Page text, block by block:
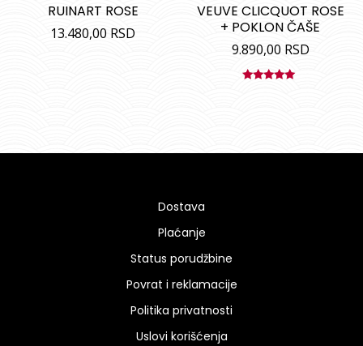
RUINART ROSE
13.480,00 RSD
VEUVE CLICQUOT ROSE
+ POKLON ČAŠE
9.890,00 RSD
Dostava
Plaćanje
Status porudžbine
Povrat i reklamacije
Politika privatnosti
Uslovi korišćenja